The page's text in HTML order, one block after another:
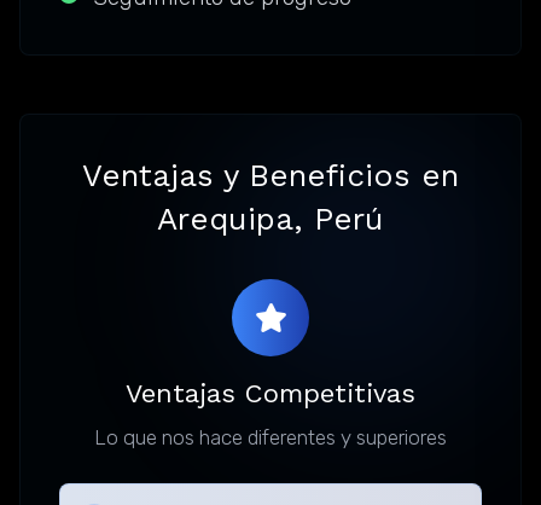
Ventajas y Beneficios en
Arequipa, Perú
Ventajas Competitivas
Lo que nos hace diferentes y superiores